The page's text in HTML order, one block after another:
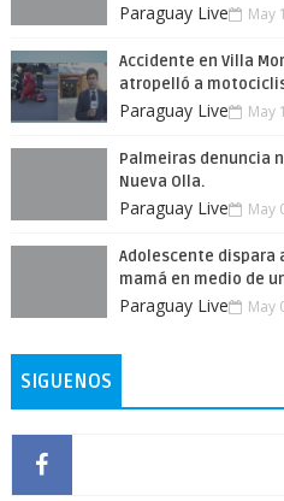
Paraguay Live May
Accidente en Villa
atropelló a
Paraguay Live May
Palmeiras denuncia
Nueva Olla.
Paraguay Live May
Adolescente dispara
mamá en medio de
Paraguay Live May
SIGUENOS